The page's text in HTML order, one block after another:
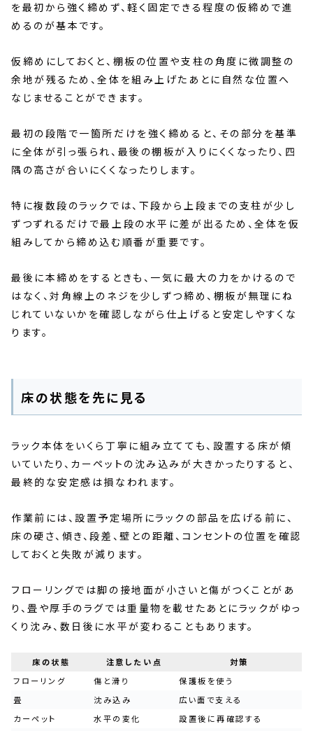
を最初から強く締めず、軽く固定できる程度の仮締めで進
めるのが基本です。
仮締めにしておくと、棚板の位置や支柱の角度に微調整の
余地が残るため、全体を組み上げたあとに自然な位置へ
なじませることができます。
最初の段階で一箇所だけを強く締めると、その部分を基準
に全体が引っ張られ、最後の棚板が入りにくくなったり、四
隅の高さが合いにくくなったりします。
特に複数段のラックでは、下段から上段までの支柱が少し
ずつずれるだけで最上段の水平に差が出るため、全体を仮
組みしてから締め込む順番が重要です。
最後に本締めをするときも、一気に最大の力をかけるので
はなく、対角線上のネジを少しずつ締め、棚板が無理にね
じれていないかを確認しながら仕上げると安定しやすくな
ります。
床の状態を先に見る
ラック本体をいくら丁寧に組み立てても、設置する床が傾
いていたり、カーペットの沈み込みが大きかったりすると、
最終的な安定感は損なわれます。
作業前には、設置予定場所にラックの部品を広げる前に、
床の硬さ、傾き、段差、壁との距離、コンセントの位置を確認
しておくと失敗が減ります。
フローリングでは脚の接地面が小さいと傷がつくことがあ
り、畳や厚手のラグでは重量物を載せたあとにラックがゆっ
くり沈み、数日後に水平が変わることもあります。
床の状態 注意したい点
対策
フローリング
傷と滑り
保護板を使う
畳
沈み込み
広い面で支える
カーペット
水平の変化
設置後に再確認する